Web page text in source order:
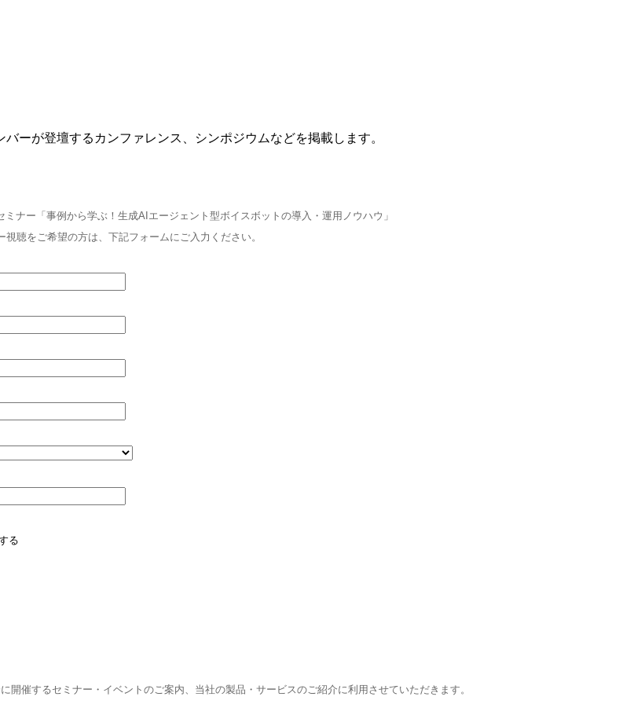
ーが登壇するカンファレンス、シンポジウムなどを掲載します。
視聴をご希望の方は、下記フォームにご入力ください。
る
催するセミナー・イベントのご案内、当社の製品・サービスのご紹介に利用させていただきます。